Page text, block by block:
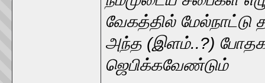
வேகத்தில் மேல்நாட்டு
அந்த (இளம்..?)
ஜெபிக்கவேண்டும்